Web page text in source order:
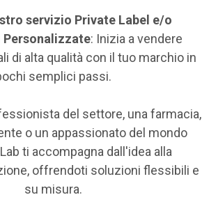
servizio Private Label e/o
: Inizia a vendere
di alta qualità con il tuo marchio in
semplici passi.
del settore, una farmacia,
o un appassionato del mondo
ti accompagna dall'idea alla
offrendoti soluzioni flessibili e
su misura.